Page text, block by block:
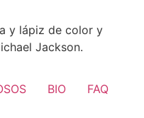
y lápiz de color y
Jackson.
BIO FAQ